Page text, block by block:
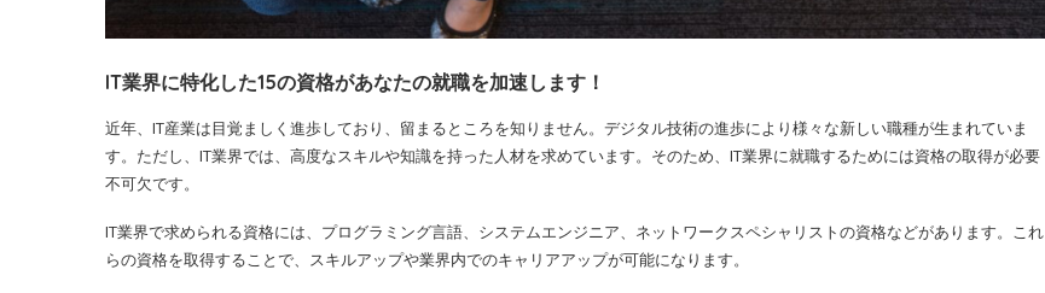
IT業界に特化した15の資格があなたの就職を加速します！
近年、IT産業は目覚ましく進歩しており、留まるところを知りません。デジタル技術の進歩により様々な新しい職種が生まれていま
す。ただし、IT業界では、高度なスキルや知識を持った人材を求めています。そのため、IT業界に就職するためには資格の取得が必要
不可欠です。
IT業界で求められる資格には、プログラミング言語、システムエンジニア、ネットワークスペシャリストの資格などがあります。これ
らの資格を取得することで、スキルアップや業界内でのキャリアアップが可能になります。